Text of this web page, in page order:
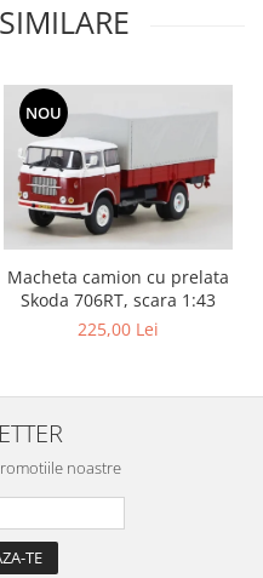
NOU
Macheta camion cu prelata
Skoda 706RT, scara 1:43
225,00 Lei
noastre